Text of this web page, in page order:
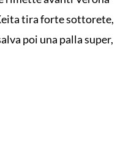
tira forte sottorete,
poi una palla super,